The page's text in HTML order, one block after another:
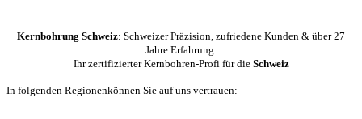
Kernbohrung Schweiz: Schweizer Präzision, zufriedene Kunden & über 27
Jahre Erfahrung.
Ihr zertifizierter Kernbohren-Profi für die Schweiz
In folgenden Regionenkönnen Sie auf uns vertrauen: